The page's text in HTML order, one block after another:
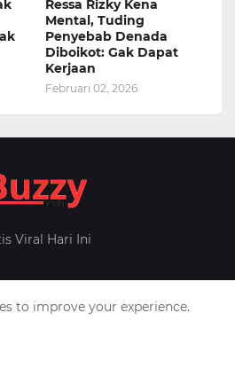
Ressa Rizky Kena
Mental, Tuding
Penyebab Denada
Diboikot: Gak Dapat
Kerjaan
Februari 02, 2026
Viral Hari Ini
to improve your experience.